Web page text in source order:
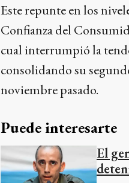
Este repunte en los
Confianza del
cual interrumpió la
consolidando su
noviembre pasado.
Puede interesarte
El